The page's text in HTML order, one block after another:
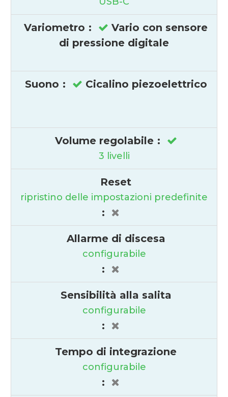
Variometro :
Vario con sensore
di pressione digitale
Suono : Cicalino piezoelettrico
Volume regolabile :
3 livelli
Reset
ripristino delle impostazioni predefinite
:
Allarme di discesa
configurabile
:
Sensibilità alla salita
configurabile
:
Tempo di integrazione
configurabile
: